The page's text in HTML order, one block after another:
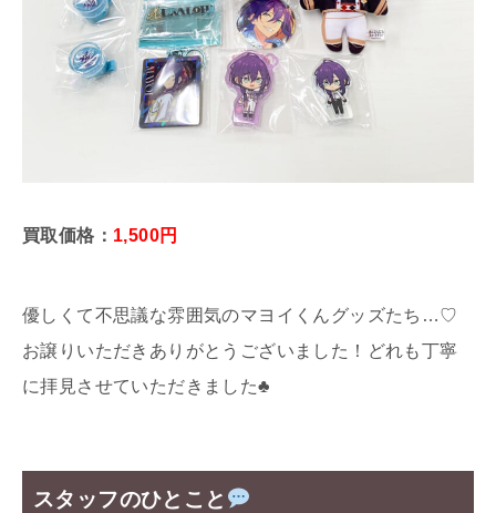
買取価格： 1,500円
優しくて不思議な雰囲気のマヨイくんグッズたち…♡
お譲りいただきありがとうございました！どれも丁寧
に拝見させていただきました♣
スタッフのひとこと